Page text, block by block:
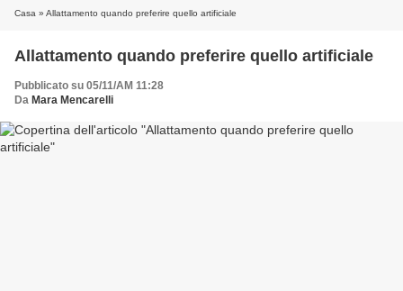
Casa » Allattamento quando preferire quello artificiale
Allattamento quando preferire quello artificiale
Pubblicato su 05/11/AM 11:28
Da Mara Mencarelli